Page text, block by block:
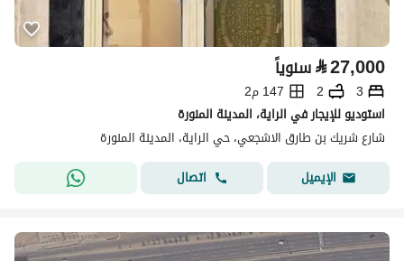
⃁27,000 سنوياً
3
2
147 م2
استوديو للإيجار في الراية، المدينة المنورة
شارع شريك بن طارق الاشجعي، حي الراية، المدينة المنورة
الإيميل
اتصال